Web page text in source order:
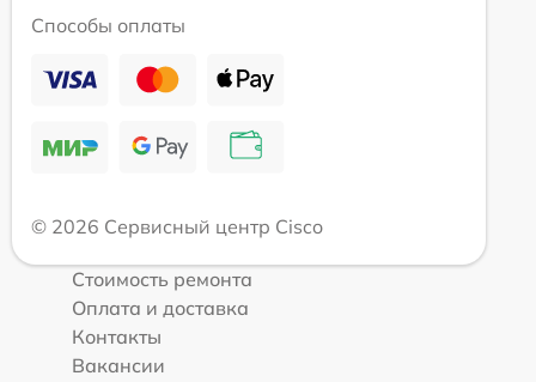
Способы оплаты
© 2026 Сервисный центр Cisco
Стоимость ремонта
Оплата и доставка
Контакты
Вакансии